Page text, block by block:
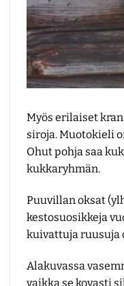
Myös erilaiset
siroja. Muotokieli
Ohut pohja saa
kukkaryhmän.
Puuvillan oksat
kestosuosikkeja
kuivattuja ruusuja
Alakuvassa
vaikka se kovasti